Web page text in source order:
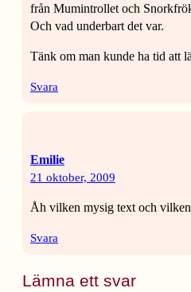
från Mumintrollet och
Och vad underbart det var.
Tänk om man kunde ha tid att
Svara
Emilie
21 oktober, 2009
Åh vilken mysig text och
Svara
Lämna ett svar